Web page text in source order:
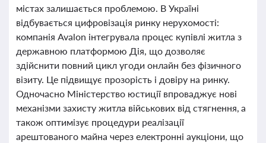
містах залишається проблемою. В Україні
відбувається цифровізація ринку нерухомості:
компанія Avalon інтегрувала процес купівлі житла з
державною платформою Дія, що дозволяє
здійснити повний цикл угоди онлайн без фізичного
візиту. Це підвищує прозорість і довіру на ринку.
Одночасно Міністерство юстиції впроваджує нові
механізми захисту житла військових від стягнення, а
також оптимізує процедури реалізації
арештованого майна через електронні аукціони, що